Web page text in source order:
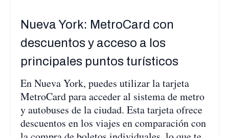
Nueva York: MetroCard con
descuentos y acceso a los
principales puntos turísticos
En Nueva York, puedes utilizar la tarjeta
MetroCard para acceder al sistema de metro
y autobuses de la ciudad. Esta tarjeta ofrece
descuentos en los viajes en comparación con